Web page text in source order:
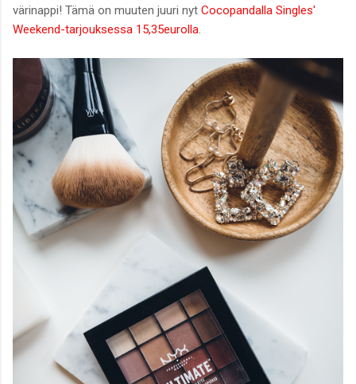
värinappi! Tämä on muuten juuri nyt Cocopandalla Singles'
Weekend-tarjouksessa 15,35eurolla.